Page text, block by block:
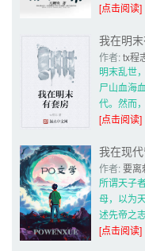
[点击阅读]
我在明
作者: tx程
明末乱世
尸山血海
代。然而
[点击阅读]
我在现
作者: 要离
所谓天子
母，以为
述先帝之
[点击阅读]